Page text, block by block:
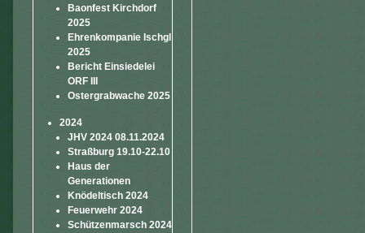
Baonfest Kirchdorf
2025
Ehrenkompanie Ischgl
2025
Bericht Einsiedelei
ORF III
Ostergrabwache 2025
2024
JHV 2024 08.11.2024
Straßburg 19.10-22.10
Haus der
Generationen
Knödeltisch 2024
Feuerwehr 2024
Schützenmarsch 2024